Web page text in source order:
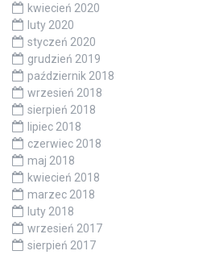
kwiecień 2020
luty 2020
styczeń 2020
grudzień 2019
październik 2018
wrzesień 2018
sierpień 2018
lipiec 2018
czerwiec 2018
maj 2018
kwiecień 2018
marzec 2018
luty 2018
wrzesień 2017
sierpień 2017